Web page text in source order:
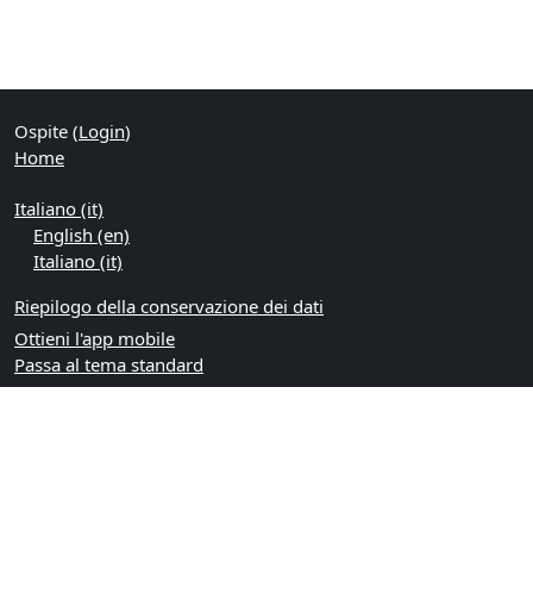
Ospite (Login)
Home
Italiano ‎(it)‎
English ‎(en)‎
Italiano ‎(it)‎
Riepilogo della conservazione dei dati
Ottieni l'app mobile
Passa al tema standard